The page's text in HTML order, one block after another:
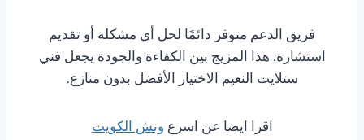
فريق الدعم متوفر دائمًا لحل أي مشكلة أو تقديم
استشارة. هذا المزيج بين الكفاءة والجودة يجعل فني
ستلايت النعيم الاختيار الأفضل بدون منازع.
اقرا ايضا عن اسرعونش الكويت